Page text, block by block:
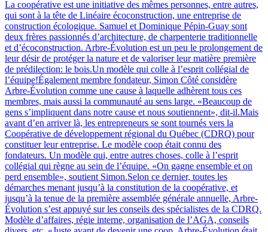
La coopérative est une initiative des mêmes personnes, entre autres,
qui sont à la tête de Linéaire écoconstruction, une entreprise de
construction écologique. Samuel et Dominique Pépin-Guay sont
deux frères passionnés d’architecture, de charpenterie traditionnelle
et d’écoconstruction. Arbre-Évolution est un peu le prolongement de
leur désir de protéger la nature et de valoriser leur matière première
de prédilection: le bois.Un modèle qui colle à l’esprit collégial de
l’équipe!Également membre fondateur, Simon Côté considère
Arbre-Évolution comme une cause à laquelle adhèrent tous ces
membres, mais aussi la communauté au sens large. «Beaucoup de
gens s’impliquent dans notre cause et nous soutiennent», dit-il.Mais
avant d’en arriver là, les entrepreneurs se sont tournés vers la
Coopérative de développement régional du Québec (CDRQ) pour
constituer leur entreprise. Le modèle coop était connu des
fondateurs. Un modèle qui, entre autres choses, colle à l’esprit
collégial qui règne au sein de l’équipe. «On gagne ensemble et on
perd ensemble», soutient Simon.Selon ce dernier, toutes les
démarches menant jusqu’à la constitution de la coopérative, et
jusqu’à la tenue de la première assemblée générale annuelle, Arbre-
Évolution s’est appuyé sur les conseils des spécialistes de la CDRQ.
Modèle d’affaires, régie interne, organisation de l’AGA, conseils